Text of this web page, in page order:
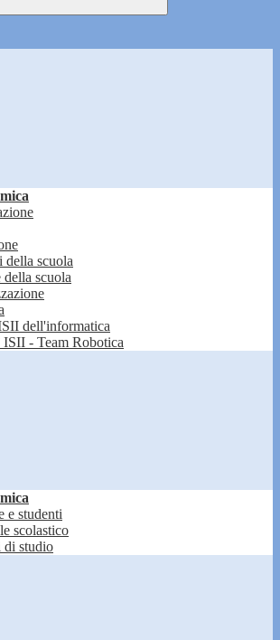
della scuola
della scuola
dell'informatica
- Team Robotica
e studenti
scolastico
di studio